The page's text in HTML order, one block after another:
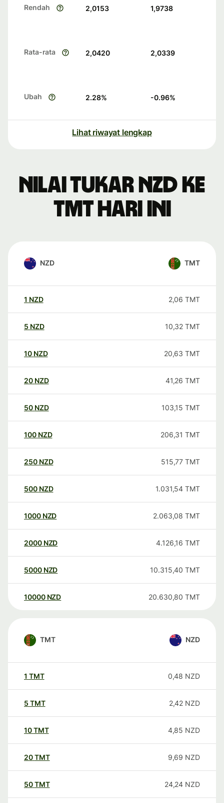
Rendah 2,0153 1,9738
Rata-rata 2,0420 2,0339
Ubah 2.28% -0.96%
Lihat riwayat lengkap
Nilai tukar NZD ke
TMT hari ini
NZD TMT
1 NZD 2,06 TMT
5 NZD 10,32 TMT
10 NZD 20,63 TMT
20 NZD 41,26 TMT
50 NZD 103,15 TMT
100 NZD 206,31 TMT
250 NZD 515,77 TMT
500 NZD 1.031,54 TMT
1000 NZD 2.063,08 TMT
2000 NZD 4.126,16 TMT
5000 NZD 10.315,40 TMT
10000 NZD 20.630,80 TMT
TMT NZD
1 TMT 0,48 NZD
5 TMT 2,42 NZD
10TMT 4,85 NZD
20TMT 9,69 NZD
50TMT 24,24 NZD